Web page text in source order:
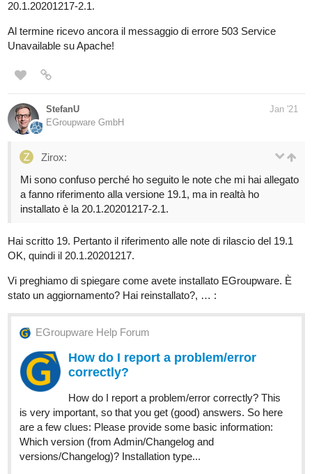
20.1.20201217-2.1.
Al termine ricevo ancora il messaggio di errore 503 Service
Unavailable su Apache!
StefanU
EGroupware GmbH
Jan '21
Zirox:
Mi sono confuso perché ho seguito le note che mi hai allegato
a fanno riferimento alla versione 19.1, ma in realtà ho
installato è la 20.1.20201217-2.1.
Hai scritto 19. Pertanto il riferimento alle note di rilascio del 19.1
OK, quindi il 20.1.20201217.
Vi preghiamo di spiegare come avete installato EGroupware. È
stato un aggiornamento? Hai reinstallato?, … :
EGroupware Help Forum
How do I report a problem/error
correctly?
How do I report a problem/error correctly? This
is very important, so that you get (good) answers. So here
are a few clues: Please provide some basic information:
Which version (from Admin/Changelog and
versions/Changelog)? Installation type...